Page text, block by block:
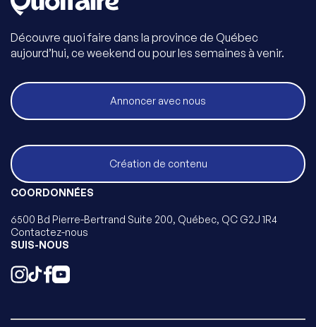
Découvre quoi faire dans la province de Québec
aujourd’hui, ce weekend ou pour les semaines à venir.
Annoncer avec nous
Création de contenu
COORDONNÉES
6500 Bd Pierre-Bertrand Suite 200, Québec, QC G2J 1R4
Contactez-nous
SUIS-NOUS